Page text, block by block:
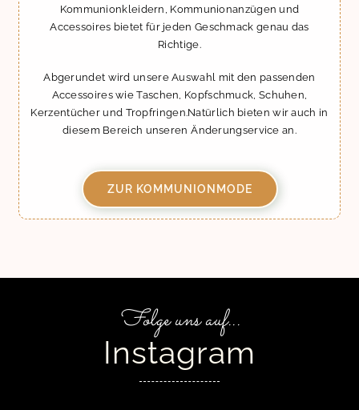
Kommunionkleidern, Kommunionanzügen und
Accessoires bietet für jeden Geschmack genau das
Richtige.
Abgerundet wird unsere Auswahl mit den passenden
Accessoires wie Taschen, Kopfschmuck, Schuhen,
Kerzentücher und Tropfringen.Natürlich bieten wir auch in
diesem Bereich unseren Änderungservice an.
ZUR KOMMUNIONMODE
Folge uns auf...
Instagram